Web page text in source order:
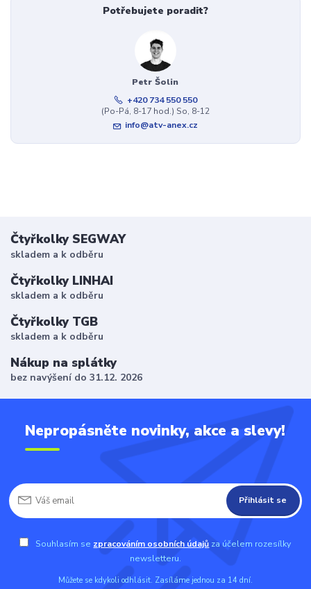
Potřebujete poradit?
Petr Šolin
+420 734 550 550
(Po-Pá, 8-17 hod.) So, 8-12
info@atv-anex.cz
Čtyřkolky SEGWAY
skladem a k odběru
Čtyřkolky LINHAI
skladem a k odběru
Čtyřkolky TGB
skladem a k odběru
Nákup na splátky
bez navýšení do 31.12. 2026
Nepropásněte novinky, akce a slevy!
Přihlásit se
Souhlasím se zpracováním osobních údajů za účelem rozesílky
newsletteru.
Můžete se kdykoli odhlásit. Zasíláme jednou za 14 dní.